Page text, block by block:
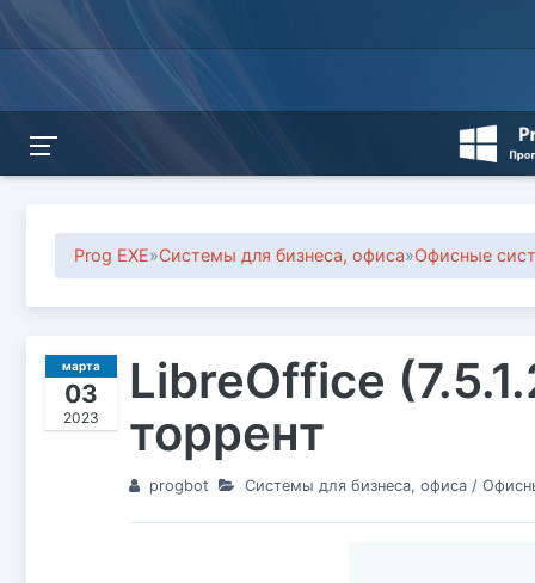
Prog EXE»Системы для бизнеса, офиса»Офисные
марта
03
2023
LibreOffice
торрент
progbot Системы для бизнеса, офиса/